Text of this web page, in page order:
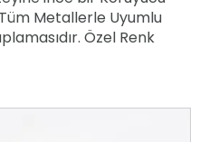
Metallerle Uyumlu
Özel Renk